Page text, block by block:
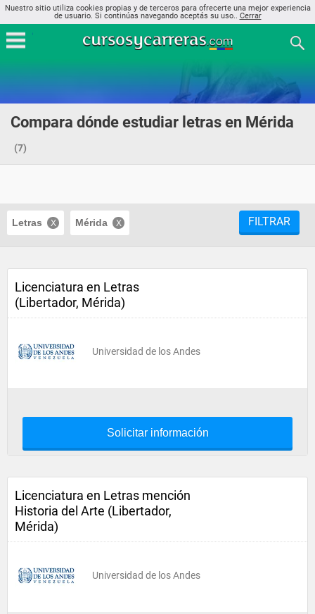
Nuestro sitio utiliza cookies propias y de terceros para ofrecerte una mejor experiencia
de usuario. Si continúas navegando aceptás su uso.. Cerrar
Compara dónde estudiar letras en Mérida
(7)
Letras Mérida FILTRAR
Licenciatura en Letras
(Libertador, Mérida)
Universidad de los Andes
Solicitar información
Licenciatura en Letras mención
Historia del Arte (Libertador,
Mérida)
Universidad de los Andes